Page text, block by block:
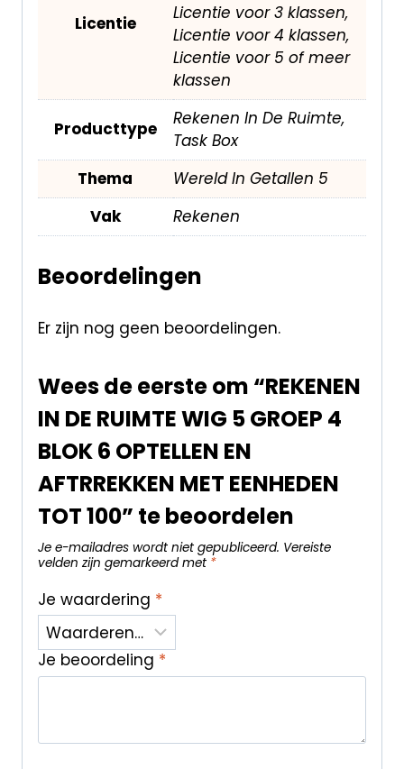
Licentie
Licentie voor 3 klassen,
Licentie voor 4 klassen,
Licentie voor 5 of meer
klassen
Producttype
Rekenen In De Ruimte,
Task Box
Thema
Wereld In Getallen 5
Vak
Rekenen
Beoordelingen
Er zijn nog geen beoordelingen.
Wees de eerste om “REKENEN
IN DE RUIMTE WIG 5 GROEP 4
BLOK 6 OPTELLEN EN
AFTRREKKEN MET EENHEDEN
TOT 100” te beoordelen
Je e-mailadres wordt niet gepubliceerd. Vereiste
velden zijn gemarkeerd met *
Je waardering *
Je beoordeling *